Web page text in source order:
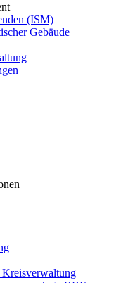
(ISM)
Gebäude